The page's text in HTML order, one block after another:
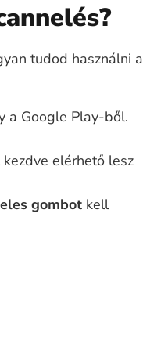
tudod használni a
a Google Play-ből.
elérhető lesz
gombot kell